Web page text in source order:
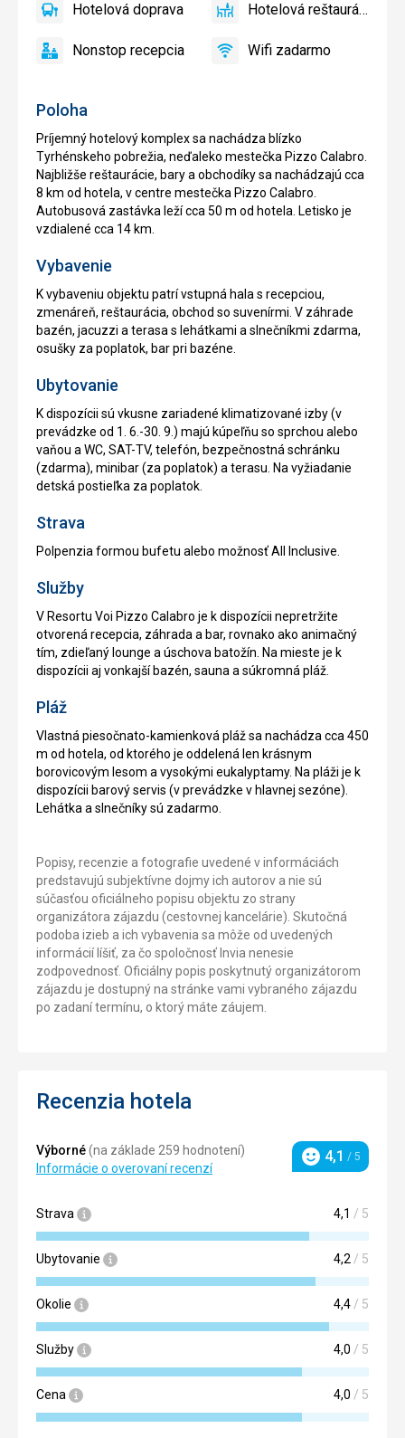
Poloha
Príjemný hotelový komplex sa nachádza blízko
Tyrhénskeho pobrežia, neďaleko mestečka Pizzo Calabro.
Najbližše reštaurácie, bary a obchodíky sa nachádzajú cca
8 km od hotela, v centre mestečka Pizzo Calabro.
Autobusová zastávka leží cca 50 m od hotela. Letisko je
vzdialené cca 14 km.
Vybavenie
K vybaveniu objektu patrí vstupná hala s recepciou,
zmenáreň, reštaurácia, obchod so suvenírmi. V záhrade
bazén, jacuzzi a terasa s lehátkami a slnečníkmi zdarma,
osušky za poplatok, bar pri bazéne.
Ubytovanie
K dispozícii sú vkusne zariadené klimatizované izby (v
prevádzke od 1. 6.-30. 9.) majú kúpeľňu so sprchou alebo
vaňou a WC, SAT-TV, telefón, bezpečnostná schránku
(zdarma), minibar (za poplatok) a terasu. Na vyžiadanie
detská postieľka za poplatok.
Strava
Polpenzia formou bufetu alebo možnosť All Inclusive.
Služby
V Resortu Voi Pizzo Calabro je k dispozícii nepretržite
otvorená recepcia, záhrada a bar, rovnako ako animačný
tím, zdieľaný lounge a úschova batožín. Na mieste je k
dispozícii aj vonkajší bazén, sauna a súkromná pláž.
Pláž
Vlastná piesočnato-kamienková pláž sa nachádza cca 450
m od hotela, od ktorého je oddelená len krásnym
borovicovým lesom a vysokými eukalyptamy. Na pláži je k
dispozícii barový servis (v prevádzke v hlavnej sezóne).
Lehátka a slnečníky sú zadarmo.
Popisy, recenzie a fotografie uvedené v informáciách
predstavujú subjektívne dojmy ich autorov a nie sú
súčasťou oficiálneho popisu objektu zo strany
organizátora zájazdu (cestovnej kancelárie). Skutočná
podoba izieb a ich vybavenia sa môže od uvedených
informácií líšiť, za čo spoločnosť Invia nenesie
zodpovednosť. Oficiálny popis poskytnutý organizátorom
zájazdu je dostupný na stránke vami vybraného zájazdu
po zadaní termínu, o ktorý máte záujem.
zadarmo
povolené
HotelováHotelová doprava
áno
Hotelová
Hotelová reštaurácia
áno
NonstopNonstop recepcia
áno
Wifi
Wifi zadarmo
áno
Recenzia hotela
Výborné(na základe 259 hodnotení)
Informácie o overovaní recenzí
Hodnotenie
4,1 / 5
Strava 4,1 / 5
Ubytovanie 4,2/ 5
Okolie 4,4/ 5
Služby 4,0 / 5
Cena 4,0 / 5